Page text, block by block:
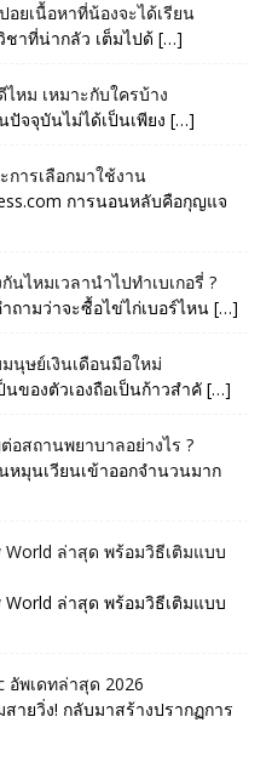
อยเนื้อหาที่น้องจะได้เรียน
าที่น่ากลัว เต็มไปด้ […]
หม เหมาะกับใครบ้าง
ปัจจุบันไม่ได้เป็นเพียง […]
การเลือกมาใช้งาน
การนอนหลับคือกุญแจ
นไหมเวลานำไปทำเบเกอรี่ ?
ามว่าจะซื้อไข่ไก่เบอร์ไหน […]
นุษย์เงินเดือนมือใหม่
ของตัวเองถือเป็นก้าวสำคั […]
สถานพยาบาลอย่างไร ?
มุนเวียนเข้าออกจำนวนมาก
World ล่าสุด พร้อมวิธีเติมแบบ
World ล่าสุด พร้อมวิธีเติมแบบ
อัพเดทล่าสุด 2026
ายวิ่ง! กลับมาสร้างปรากฏการ